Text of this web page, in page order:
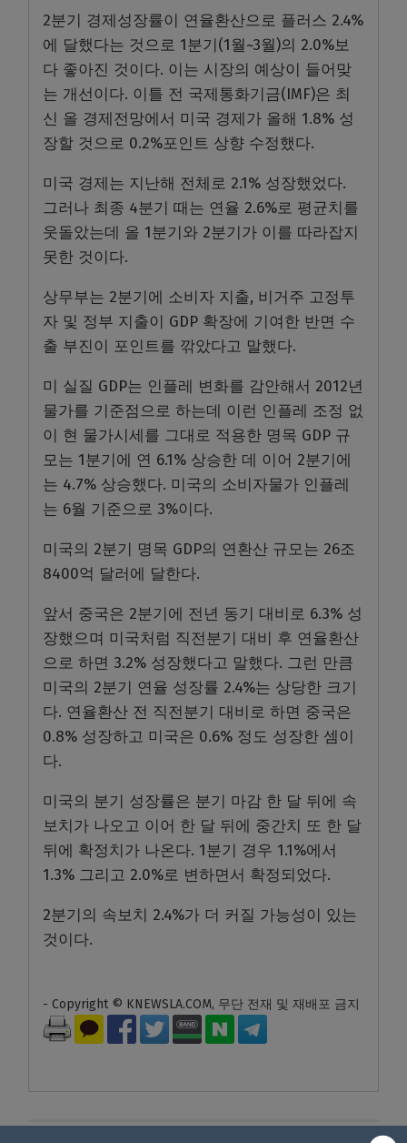
2분기 경제성장률이 연율환산으로 플러스 2.4%
에 달했다는 것으로 1분기(1월~3월)의 2.0%보
다 좋아진 것이다. 이는 시장의 예상이 들어맞
는 개선이다. 이틀 전 국제통화기금(IMF)은 최
신 올 경제전망에서 미국 경제가 올해 1.8% 성
장할 것으로 0.2%포인트 상향 수정했다.
미국 경제는 지난해 전체로 2.1% 성장했었다.
그러나 최종 4분기 때는 연율 2.6%로 평균치를
웃돌았는데 올 1분기와 2분기가 이를 따라잡지
못한 것이다.
상무부는 2분기에 소비자 지출, 비거주 고정투
자 및 정부 지출이 GDP 확장에 기여한 반면 수
출 부진이 포인트를 깎았다고 말했다.
미 실질 GDP는 인플레 변화를 감안해서 2012년
물가를 기준점으로 하는데 이런 인플레 조정 없
이 현 물가시세를 그대로 적용한 명목 GDP 규
모는 1분기에 연 6.1% 상승한 데 이어 2분기에
는 4.7% 상승했다. 미국의 소비자물가 인플레
는 6월 기준으로 3%이다.
미국의 2분기 명목 GDP의 연환산 규모는 26조
8400억 달러에 달한다.
앞서 중국은 2분기에 전년 동기 대비로 6.3% 성
장했으며 미국처럼 직전분기 대비 후 연율환산
으로 하면 3.2% 성장했다고 말했다. 그런 만큼
미국의 2분기 연율 성장률 2.4%는 상당한 크기
다. 연율환산 전 직전분기 대비로 하면 중국은
0.8% 성장하고 미국은 0.6% 정도 성장한 셈이
다.
미국의 분기 성장률은 분기 마감 한 달 뒤에 속
보치가 나오고 이어 한 달 뒤에 중간치 또 한 달
뒤에 확정치가 나온다. 1분기 경우 1.1%에서
1.3% 그리고 2.0%로 변하면서 확정되었다.
2분기의 속보치 2.4%가 더 커질 가능성이 있는
것이다.
- Copyright © KNEWSLA.COM, 무단 전재 및 재배포 금지